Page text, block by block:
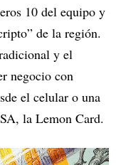
10 del equipo y
de la región.
y el
negocio con
el celular o una
la Lemon Card.